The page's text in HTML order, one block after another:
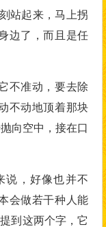
站起来，马上拐
边了，而且是任
不准动，要去除
不动地顶着那块
向空中，接在口
说，好像也并不
会做若干种人能
到这两个字，它